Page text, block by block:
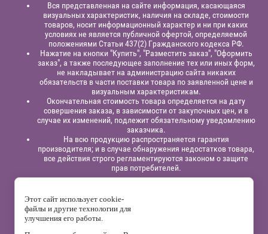
Вся представленная на сайте информация, касающаяся
визуальных характеристик, наличия на складе, стоимости
товаров, носит информационный характер и ни при каких
условиях не является публичной офертой, определяемой
положениями Статьи 437(2) Гражданского кодекса РФ.
Нажатие на кнопки "Купить", "Разместить заказ", "Оформить
заказ", а также последующее заполнение тех или иных форм,
не накладывает на администрацию сайта никаких
обязательств в части поставки товара по заявленной цене и
визуальным характеристикам.
Окончательная стоимость товара определяется на дату
совершения заказа, в зависимости от закупочных цен, и в
случае их изменений, подлежит обязательному уведомлению
заказчика.
На всю продукцию распространяется гарантия
производителя; и в случае обнаружения недостатков товара,
все действия строго регламентируются законом о защите
прав потребителей.
предприниматель
Павлинов Антон Вячеславович,
525863414200,ОГРНИП 315525800001838;
р/сч: 40802810129120000332
“Альфа - Банк”,к/с: 30101810200000000824, БИК: 042202824
Этот сайт использует cookie-
файлы и другие технологии для
улучшения его работы.